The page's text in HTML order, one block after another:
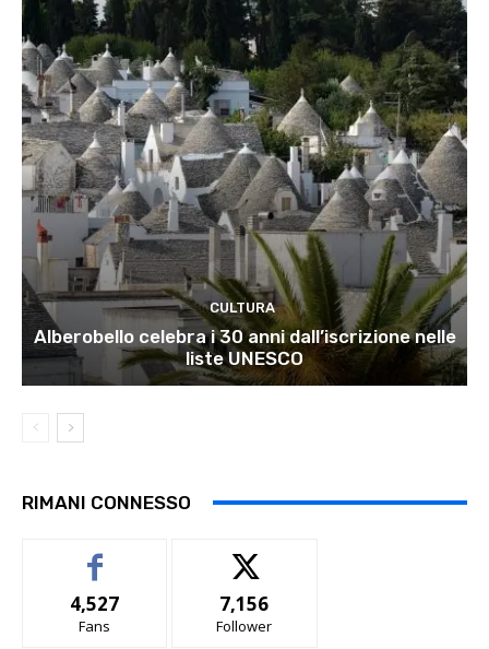
CULTURA
Alberobello celebra i 30 anni dall’iscrizione nelle
liste UNESCO
RIMANI CONNESSO
4,527
Fans
7,156
Follower